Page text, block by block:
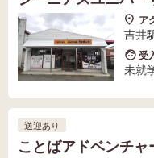
ア
吉井
受
未就
送迎あり
ことばアドベンチャ